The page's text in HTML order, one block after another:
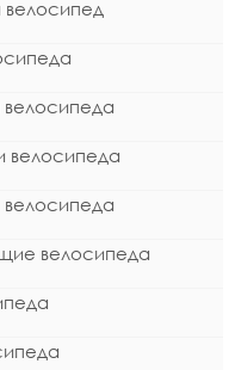
велосипед
велосипеда
велосипеда
велосипеда